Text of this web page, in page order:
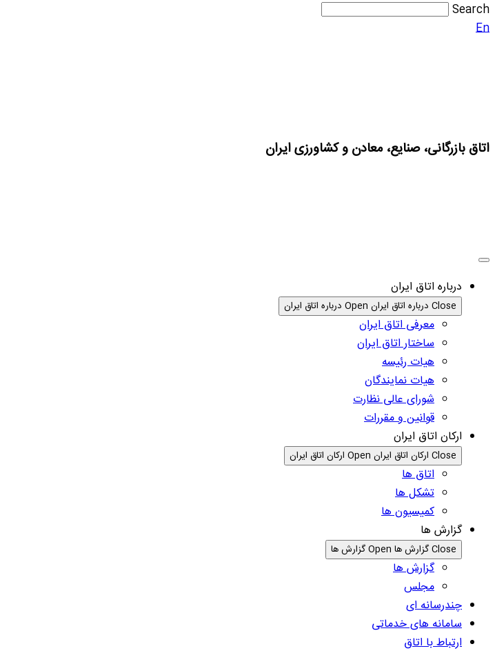
Search
En
اتاق بازرگانی، صنایع، معادن و کشاورزی ایران
درباره اتاق ایران
Close درباره اتاق ایران Open درباره اتاق ایران
معرفی اتاق ایران
ساختار اتاق ایران
هیات رئیسه
هیات نمایندگان
شورای عالی نظارت
قوانین و مقررات
ارکان اتاق ایران
Close ارکان اتاق ایران Open ارکان اتاق ایران
اتاق ها
تشکل ها
کمیسیون ها
گزارش ها
Close گزارش ها Open گزارش ها
گزارش ها
مجلس
چندرسانه ای
سامانه های خدماتی
ارتباط با اتاق